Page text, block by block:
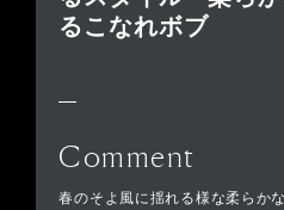
るこなれボブ
Comment
春のそよ風に揺れる様な柔らか